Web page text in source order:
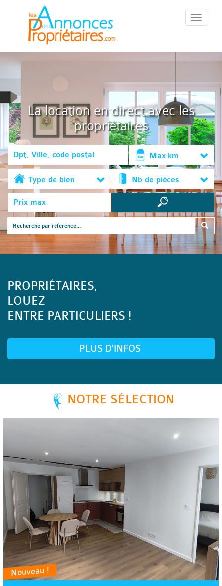
::Menu::
La location en direct avec les
propriétaires
Max km
Type de bien Nb de pièces
PROPRIÉTAIRES,
LOUEZ
ENTRE PARTICULIERS !
PLUS D'INFOS
NOTRE SÉLECTION
Nouveau !